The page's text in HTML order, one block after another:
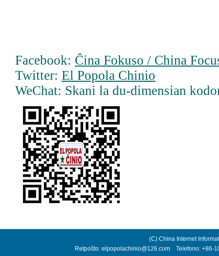
Facebook: Ĉina Fokuso / China
Twitter: El Popola Chinio
WeChat: Skani la du-dimensian
(C) China Internet
Retpoŝto: elpopolachinio@126.com Telefono: +86-